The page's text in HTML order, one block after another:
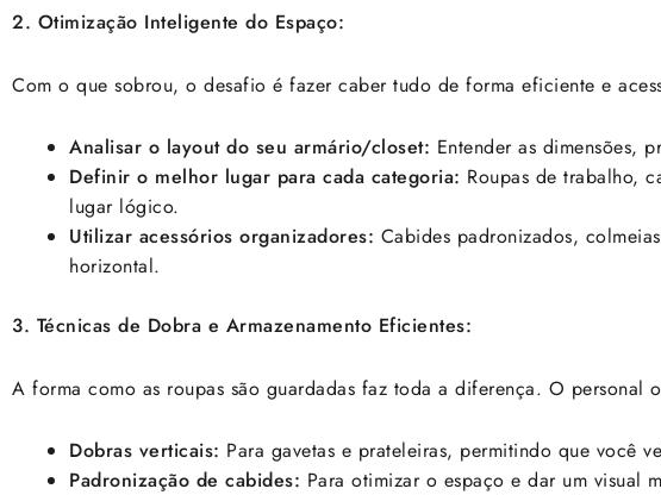
2. Otimização Inteligente do Espaço:
Com o que sobrou, o desafio é fazer caber tudo de forma eficiente e
Analisar o layout do seu armário/closet: Entender as dimensões,
Definir o melhor lugar para cada categoria: Roupas de trabalho,
lugar lógico.
Utilizar acessórios organizadores: Cabides padronizados,
horizontal.
3. Técnicas de Dobra e Armazenamento Eficientes:
A forma como as roupas são guardadas faz toda a diferença. O personal
Dobras verticais: Para gavetas e prateleiras, permitindo que você
Padronização de cabides: Para otimizar o espaço e dar um visual